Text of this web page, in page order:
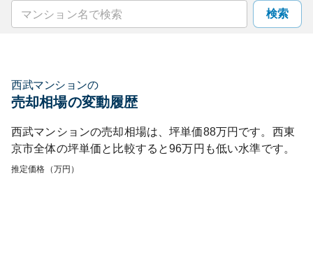
検索
西武マンションの
売却相場の変動履歴
西武マンションの売却相場は、坪単価88万円です。 西東
京市全体の坪単価と比較すると96万円も低い水準です。
推定価格（万円）